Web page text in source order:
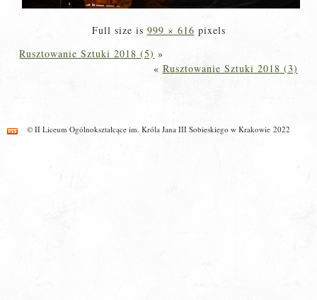
Full size is 999 × 616 pixels
Rusztowanie Sztuki 2018 (5) »
« Rusztowanie Sztuki 2018 (3)
© II Liceum Ogólnokształcące im. Króla Jana III Sobieskiego w Krakowie 2022